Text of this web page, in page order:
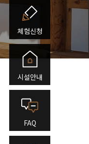
체험신청
시설안내
FAQ